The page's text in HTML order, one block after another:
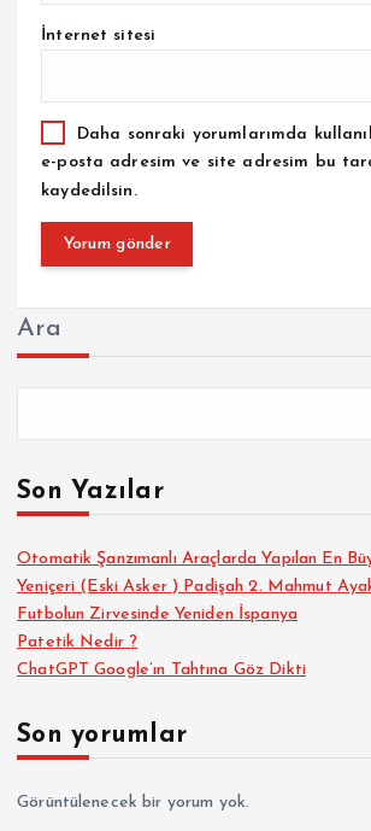
İnternet sitesi
Daha sonraki yorumlarımda
e-posta adresim ve site adresim bu
kaydedilsin.
Ara
Son Yazılar
Otomatik Şanzımanlı Araçlarda Yapılan En
Yeniçeri (Eski Asker ) Padişah 2. Mahmut
Futbolun Zirvesinde Yeniden İspanya
Patetik Nedir ?
ChatGPT Google’ın Tahtına Göz Dikti
Son yorumlar
Görüntülenecek bir yorum yok.